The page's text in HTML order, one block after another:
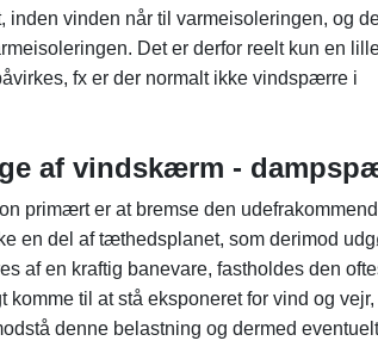
vinden når til varmeisoleringen, og
Det er derfor reelt kun en
fx er der normalt ikke vindspærre i
af vindskærm -
primært er at bremse den
en del af tæthedsplanet, som derimod
af en kraftig banevare, fastholdes den
til at stå eksponeret for vind og
denne belastning og dermed